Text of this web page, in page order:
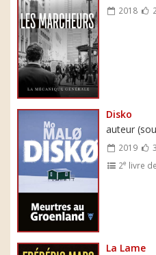
2018
Disko
auteur
2019
2e livre
La Lame